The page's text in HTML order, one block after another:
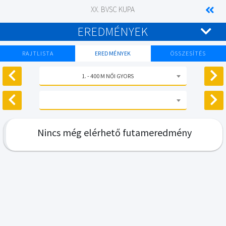
XX. BVSC KUPA
EREDMÉNYEK
RAJTLISTA EREDMÉNYEK ÖSSZESÍTÉS
1. - 400 M NŐI GYORS
Nincs még elérhető futameredmény